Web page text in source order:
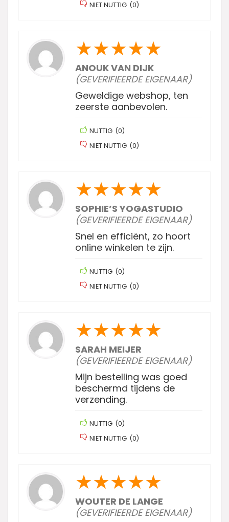
NIET NUTTIG (0)
★★★★★
ANOUK VAN DIJK
(GEVERIFIEERDE EIGENAAR)
Geweldige webshop, ten
zeerste aanbevolen.
NUTTIG (0)
NIET NUTTIG (0)
★★★★★
SOPHIE’S YOGASTUDIO
(GEVERIFIEERDE EIGENAAR)
Snel en efficiënt, zo hoort
online winkelen te zijn.
NUTTIG (0)
NIET NUTTIG (0)
★★★★★
SARAH MEIJER
(GEVERIFIEERDE EIGENAAR)
Mijn bestelling was goed
beschermd tijdens de
verzending.
NUTTIG (0)
NIET NUTTIG (0)
★★★★★
WOUTER DE LANGE
(GEVERIFIEERDE EIGENAAR)